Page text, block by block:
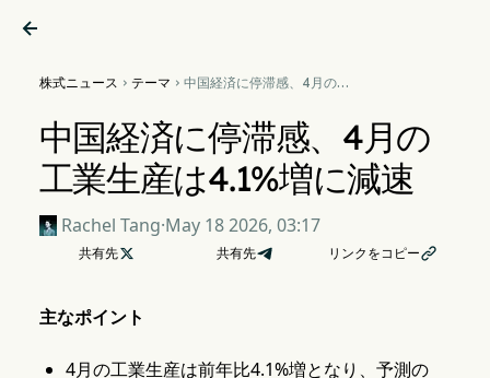

株式ニュース  テーマ  中国経済に停滞感、4月の工
中国経済に停滞感、4月の
工業生産は4.1%増に減速
Rachel Tang·May 18 2026, 03:17
共有先 共有先 リンクをコピー
主なポイント
4月の工業生産は前年比4.1%増となり、予測の